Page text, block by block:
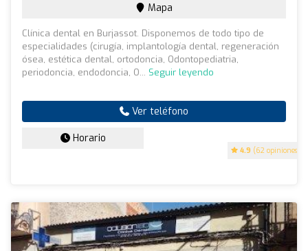
4.9 (62 opiniones)
Mapa
Clínica dental en Burjassot. Disponemos de todo tipo de
especialidades (cirugía, implantología dental, regeneración
ósea, estética dental, ortodoncia, Odontopediatria,
periodoncia, endodoncia, O... Seguir leyendo
Ver teléfono
Horario